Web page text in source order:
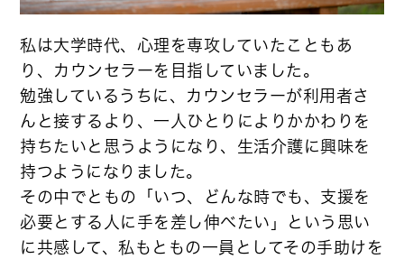
私は大学時代、心理を専攻していたこともあ
り、カウンセラーを目指していました。
勉強しているうちに、カウンセラーが利用者さ
んと接するより、一人ひとりによりかかわりを
持ちたいと思うようになり、生活介護に興味を
持つようになりました。
その中でともの「いつ、どんな時でも、支援を
必要とする人に手を差し伸べたい」という思い
に共感して、私もともの一員としてその手助けを